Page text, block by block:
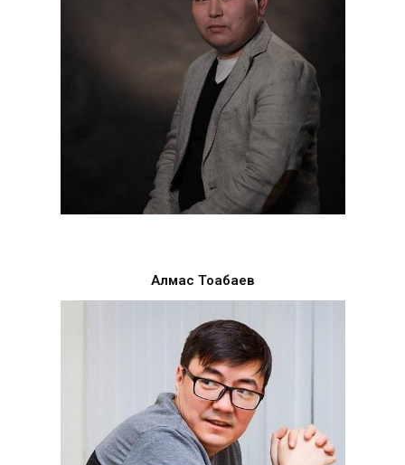
Алмас Тоқабаев